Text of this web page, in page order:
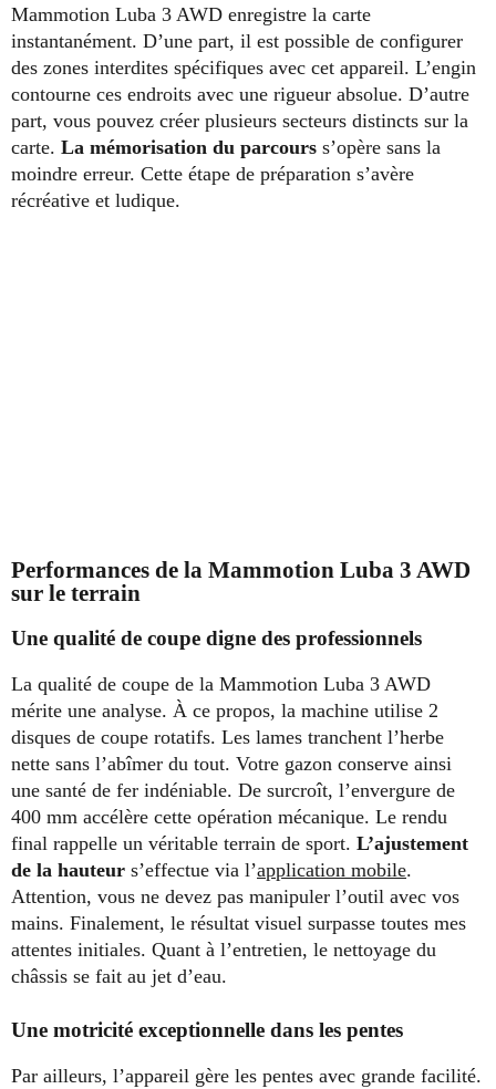
Mammotion Luba 3 AWD enregistre la carte
instantanément. D’une part, il est possible de configurer
des zones interdites spécifiques avec cet appareil. L’engin
contourne ces endroits avec une rigueur absolue. D’autre
part, vous pouvez créer plusieurs secteurs distincts sur la
carte. La mémorisation du parcours s’opère sans la
moindre erreur. Cette étape de préparation s’avère
récréative et ludique.
Performances de la Mammotion Luba 3 AWD
sur le terrain
Une qualité de coupe digne des professionnels
La qualité de coupe de la Mammotion Luba 3 AWD
mérite une analyse. À ce propos, la machine utilise 2
disques de coupe rotatifs. Les lames tranchent l’herbe
nette sans l’abîmer du tout. Votre gazon conserve ainsi
une santé de fer indéniable. De surcroît, l’envergure de
400 mm accélère cette opération mécanique. Le rendu
final rappelle un véritable terrain de sport. L’ajustement
de la hauteur s’effectue via l’application mobile.
Attention, vous ne devez pas manipuler l’outil avec vos
mains. Finalement, le résultat visuel surpasse toutes mes
attentes initiales. Quant à l’entretien, le nettoyage du
châssis se fait au jet d’eau.
Une motricité exceptionnelle dans les pentes
Par ailleurs, l’appareil gère les pentes avec grande facilité.